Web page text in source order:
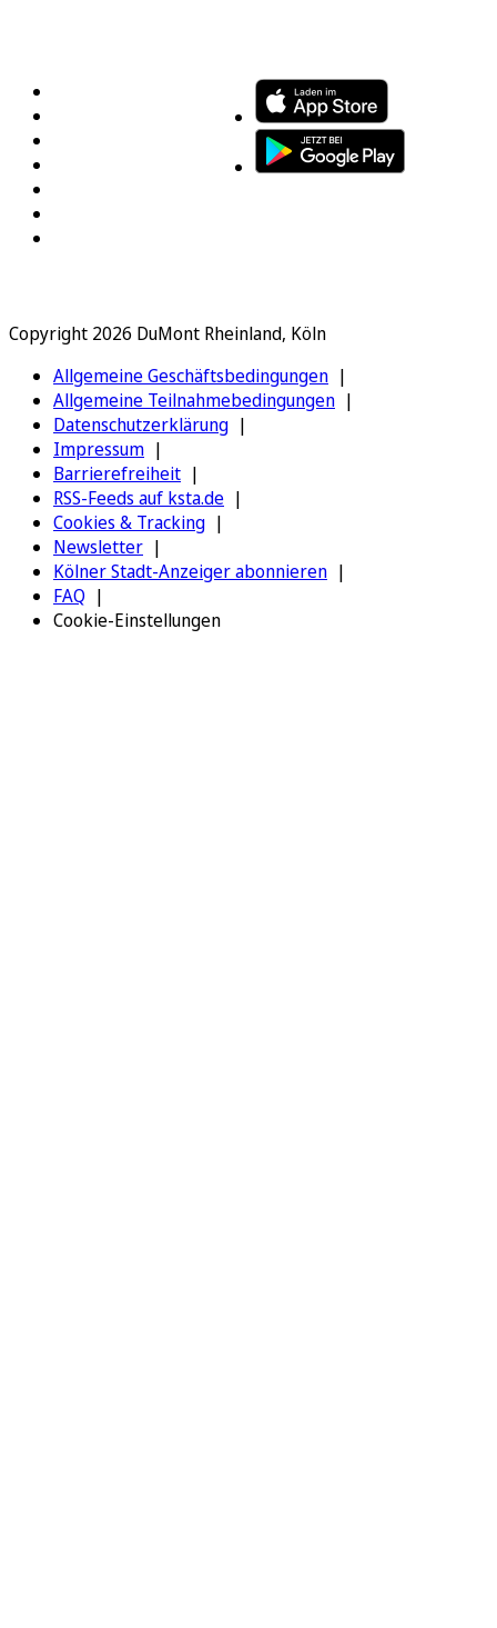
Copyright 2026 DuMont Rheinland, Köln
Allgemeine Geschäftsbedingungen
Allgemeine Teilnahmebedingungen
Datenschutzerklärung
Impressum
Barrierefreiheit
RSS-Feeds auf ksta.de
Cookies & Tracking
Newsletter
Kölner Stadt-Anzeiger abonnieren
FAQ
Cookie-Einstellungen